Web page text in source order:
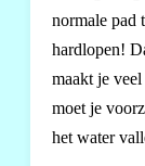
normale pad
hardlopen!
maakt je
moet je
het water